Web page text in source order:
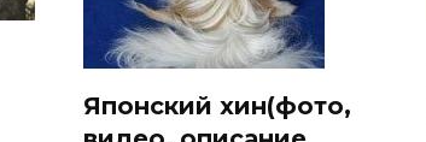
Японский хин(фото,